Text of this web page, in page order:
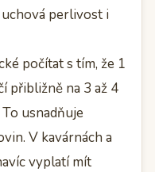
perlivost i
počítat s tím, že 1
přibližně na 3 až 4
usnadňuje
V kavárnách a
vyplatí mít